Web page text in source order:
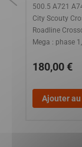
500.5 A721
City Scouty
Roadline
Mega : phase
180,00 €
Ajouter